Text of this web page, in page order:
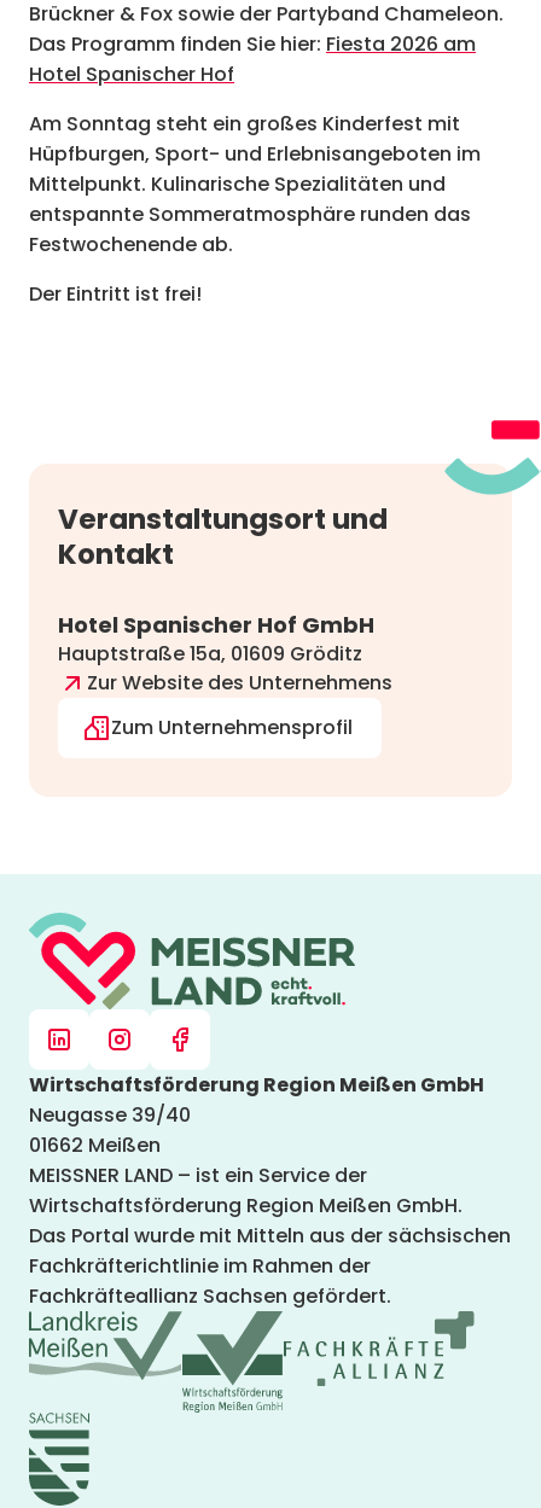
Brückner & Fox sowie der Partyband Chameleon.
Das Programm finden Sie hier: Fiesta 2026 am
Hotel Spanischer Hof
Am Sonntag steht ein großes Kinderfest mit
Hüpfburgen, Sport- und Erlebnisangeboten im
Mittelpunkt. Kulinarische Spezialitäten und
entspannte Sommeratmosphäre runden das
Festwochenende ab.
Der Eintritt ist frei!
Veranstaltungsort und
Kontakt
Hotel Spanischer Hof GmbH
Hauptstraße 15a, 01609 Gröditz
Zur Website des Unternehmens
Zum Unternehmensprofil
Wirtschaftsförderung Region Meißen GmbH
Neugasse 39/40
01662 Meißen
MEISSNER LAND – ist ein Service der
Wirtschaftsförderung Region Meißen GmbH.
Das Portal wurde mit Mitteln aus der sächsischen
Fachkräfterichtlinie im Rahmen der
Fachkräfteallianz Sachsen gefördert.